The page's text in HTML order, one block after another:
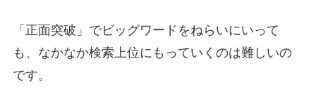
「正面突破」でビッグワードをねらいにいって
も、なかなか検索上位にもっていくのは難しいの
です。